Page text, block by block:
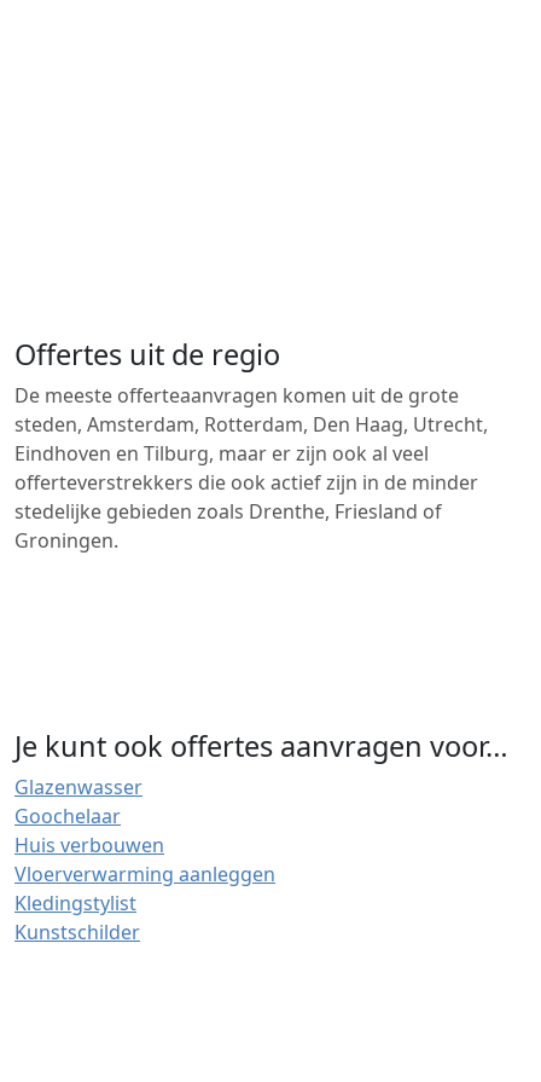
Offertes uit de regio
De meeste offerteaanvragen komen uit de grote
steden, Amsterdam, Rotterdam, Den Haag, Utrecht,
Eindhoven en Tilburg, maar er zijn ook al veel
offerteverstrekkers die ook actief zijn in de minder
stedelijke gebieden zoals Drenthe, Friesland of
Groningen.
Je kunt ook offertes aanvragen voor…
Glazenwasser
Goochelaar
Huis verbouwen
Vloerverwarming aanleggen
Kledingstylist
Kunstschilder